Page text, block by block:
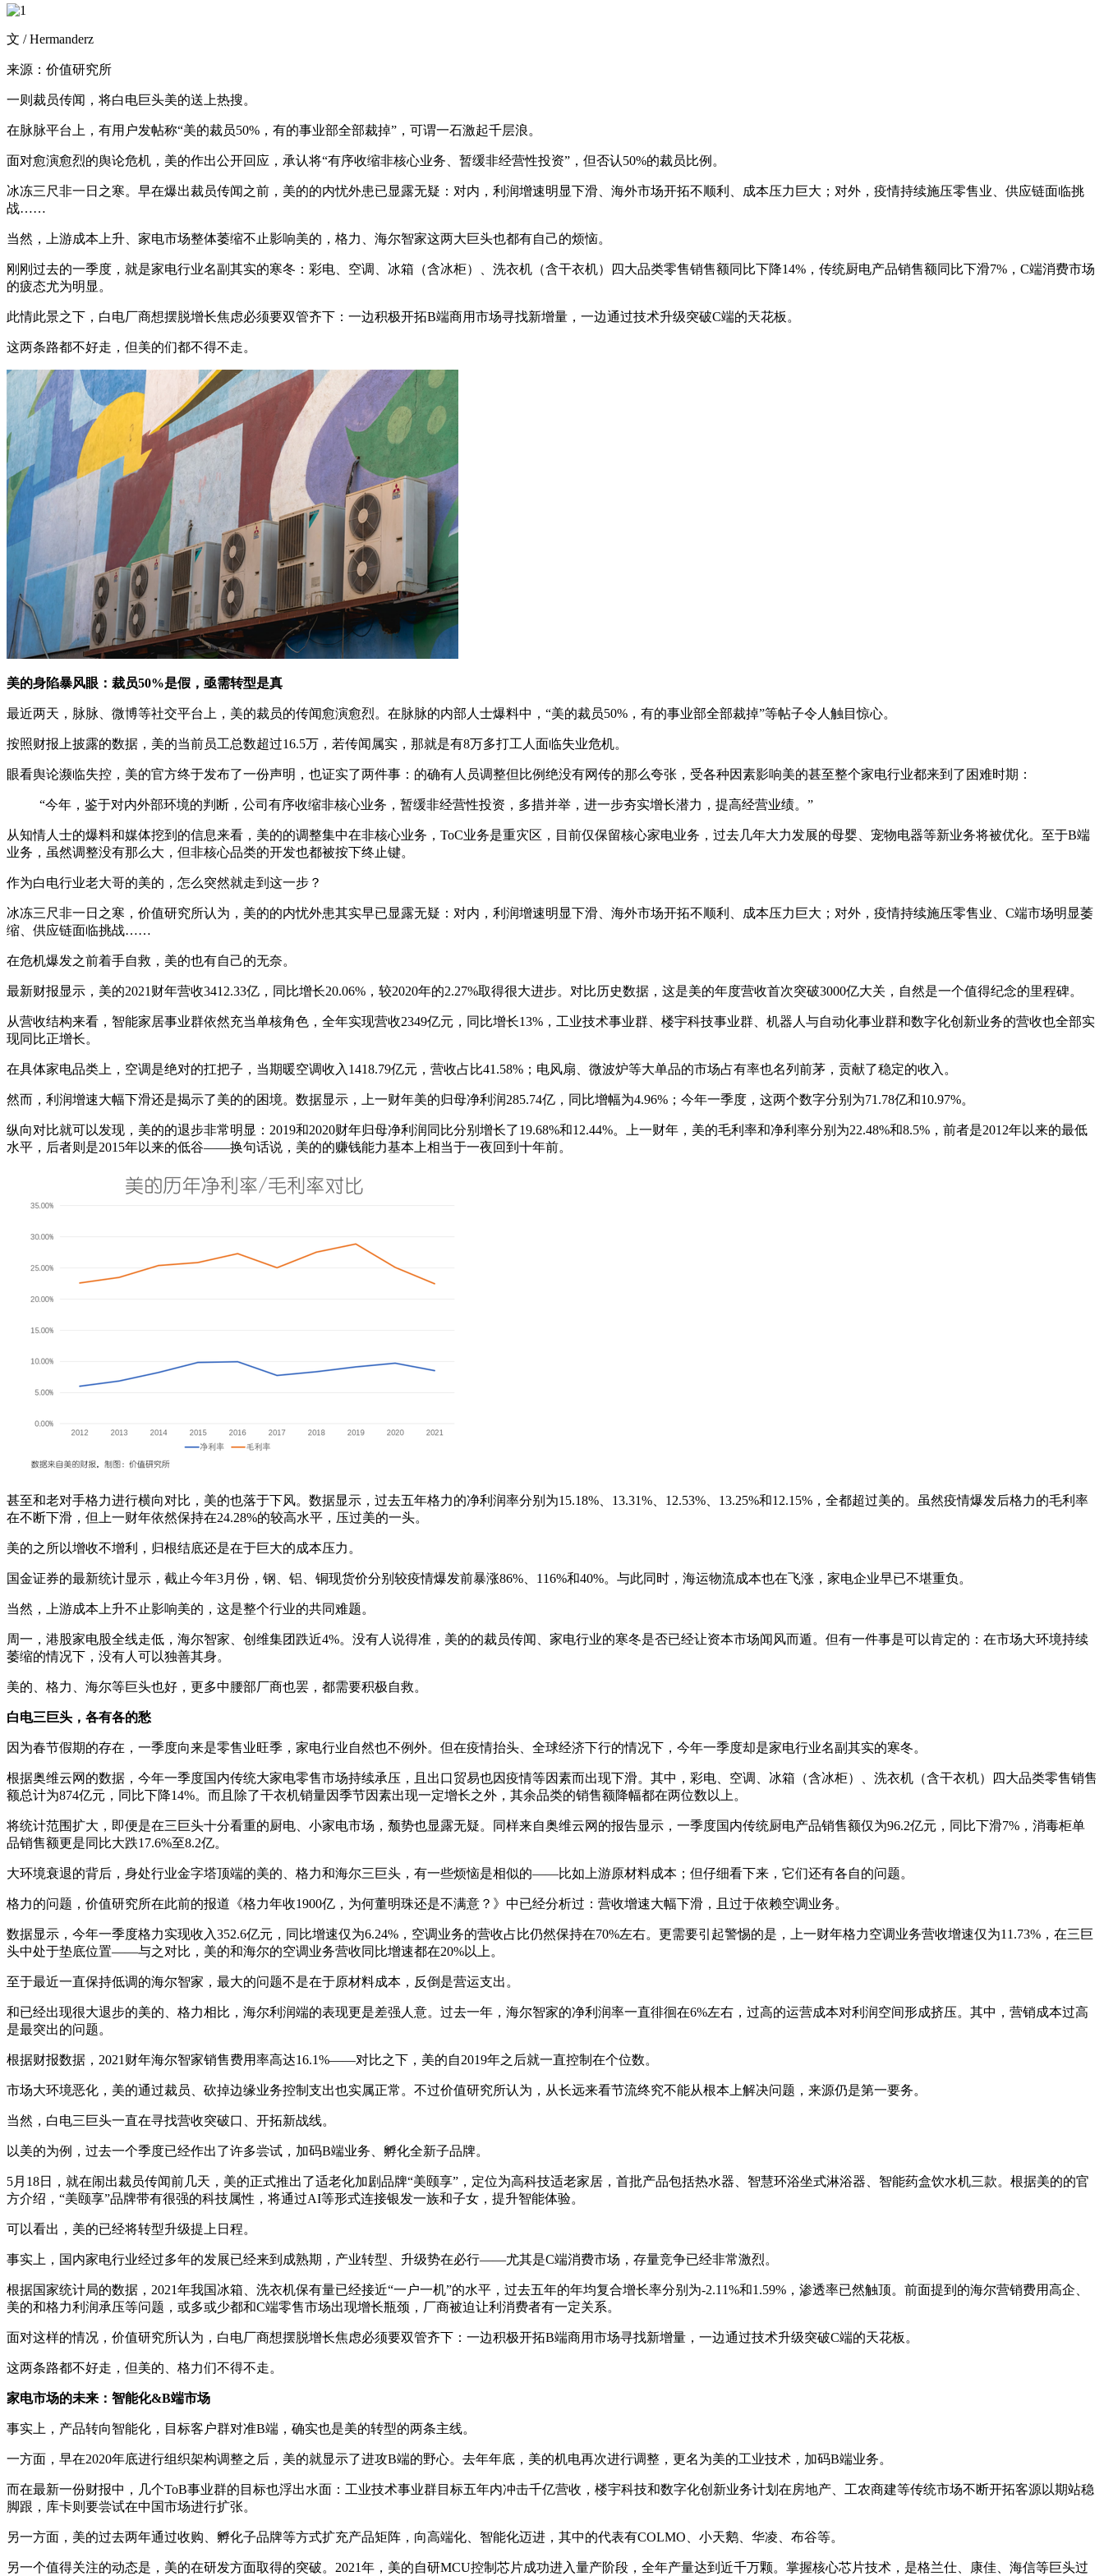
文 / Hermanderz
来源：价值研究所
一则裁员传闻，将白电巨头美的送上热搜。
在脉脉平台上，有用户发帖称“美的裁员50%，有的事业部全部裁掉”，可谓一石激起千层浪。
面对愈演愈烈的舆论危机，美的作出公开回应，承认将“有序收缩非核心业务、暂缓非经营性投资”，但否认50%的裁员比例。
冰冻三尺非一日之寒。早在爆出裁员传闻之前，美的的内忧外患已显露无疑：对内，利润增速明显下滑、海外市场开拓不顺利、成本压力巨大；对外，疫情持续施压零售业、供应链面临挑
战……
当然，上游成本上升、家电市场整体萎缩不止影响美的，格力、海尔智家这两大巨头也都有自己的烦恼。
刚刚过去的一季度，就是家电行业名副其实的寒冬：彩电、空调、冰箱（含冰柜）、洗衣机（含干衣机）四大品类零售销售额同比下降14%，传统厨电产品销售额同比下滑7%，C端消费市场
的疲态尤为明显。
此情此景之下，白电厂商想摆脱增长焦虑必须要双管齐下：一边积极开拓B端商用市场寻找新增量，一边通过技术升级突破C端的天花板。
这两条路都不好走，但美的们都不得不走。
美的身陷暴风眼：裁员50%是假，亟需转型是真
最近两天，脉脉、微博等社交平台上，美的裁员的传闻愈演愈烈。在脉脉的内部人士爆料中，“美的裁员50%，有的事业部全部裁掉”等帖子令人触目惊心。
按照财报上披露的数据，美的当前员工总数超过16.5万，若传闻属实，那就是有8万多打工人面临失业危机。
眼看舆论濒临失控，美的官方终于发布了一份声明，也证实了两件事：的确有人员调整但比例绝没有网传的那么夸张，受各种因素影响美的甚至整个家电行业都来到了困难时期：
“今年，鉴于对内外部环境的判断，公司有序收缩非核心业务，暂缓非经营性投资，多措并举，进一步夯实增长潜力，提高经营业绩。”
从知情人士的爆料和媒体挖到的信息来看，美的的调整集中在非核心业务，ToC业务是重灾区，目前仅保留核心家电业务，过去几年大力发展的母婴、宠物电器等新业务将被优化。至于B端
业务，虽然调整没有那么大，但非核心品类的开发也都被按下终止键。
作为白电行业老大哥的美的，怎么突然就走到这一步？
冰冻三尺非一日之寒，价值研究所认为，美的的内忧外患其实早已显露无疑：对内，利润增速明显下滑、海外市场开拓不顺利、成本压力巨大；对外，疫情持续施压零售业、C端市场明显萎
缩、供应链面临挑战……
在危机爆发之前着手自救，美的也有自己的无奈。
最新财报显示，美的2021财年营收3412.33亿，同比增长20.06%，较2020年的2.27%取得很大进步。对比历史数据，这是美的年度营收首次突破3000亿大关，自然是一个值得纪念的里程碑。
从营收结构来看，智能家居事业群依然充当单核角色，全年实现营收2349亿元，同比增长13%，工业技术事业群、楼宇科技事业群、机器人与自动化事业群和数字化创新业务的营收也全部实
现同比正增长。
在具体家电品类上，空调是绝对的扛把子，当期暖空调收入1418.79亿元，营收占比41.58%；电风扇、微波炉等大单品的市场占有率也名列前茅，贡献了稳定的收入。
然而，利润增速大幅下滑还是揭示了美的的困境。 数据显示，上一财年美的归母净利润285.74亿，同比增幅为4.96%；今年一季度，这两个数字分别为71.78亿和10.97%。
纵向对比就可以发现，美的的退步非常明显：2019和2020财年归母净利润同比分别增长了19.68%和12.44%。上一财年，美的毛利率和净利率分别为22.48%和8.5%，前者是2012年以来的最低
水平，后者则是2015年以来的低谷——换句话说，美的的赚钱能力基本上相当于一夜回到十年前。
甚至和老对手格力进行横向对比，美的也落于下风。数据显示，过去五年格力的净利润率分别为15.18%、13.31%、12.53%、13.25%和12.15%，全都超过美的。虽然疫情爆发后格力的毛利率
在不断下滑，但上一财年依然保持在24.28%的较高水平，压过美的一头。
美的之所以增收不增利，归根结底还是在于巨大的成本压力。
国金证券的最新统计显示，截止今年3月份，钢、铝、铜现货价分别较疫情爆发前暴涨86%、116%和40%。与此同时，海运物流成本也在飞涨，家电企业早已不堪重负。
当然，上游成本上升不止影响美的，这是整个行业的共同难题。
周一，港股家电股全线走低，海尔智家、创维集团跌近4%。没有人说得准，美的的裁员传闻、家电行业的寒冬是否已经让资本市场闻风而遁。但有一件事是可以肯定的：在市场大环境持续
萎缩的情况下，没有人可以独善其身。
美的、格力、海尔等巨头也好，更多中腰部厂商也罢，都需要积极自救。
白电三巨头，各有各的愁
因为春节假期的存在，一季度向来是零售业旺季，家电行业自然也不例外。但在疫情抬头、全球经济下行的情况下，今年一季度却是家电行业名副其实的寒冬。
根据奥维云网的数据，今年一季度国内传统大家电零售市场持续承压，且出口贸易也因疫情等因素而出现下滑。其中，彩电、空调、冰箱（含冰柜）、洗衣机（含干衣机）四大品类零售销售
额总计为874亿元，同比下降14%。而且除了干衣机销量因季节因素出现一定增长之外，其余品类的销售额降幅都在两位数以上。
将统计范围扩大，即便是在三巨头十分看重的厨电、小家电市场，颓势也显露无疑。同样来自奥维云网的报告显示，一季度国内传统厨电产品销售额仅为96.2亿元，同比下滑7%，消毒柜单
品销售额更是同比大跌17.6%至8.2亿。
大环境衰退的背后，身处行业金字塔顶端的美的、格力和海尔三巨头，有一些烦恼是相似的——比如上游原材料成本；但仔细看下来，它们还有各自的问题。
格力的问题，价值研究所在此前的报道《格力年收1900亿，为何董明珠还是不满意？》中已经分析过：营收增速大幅下滑，且过于依赖空调业务。
数据显示，今年一季度格力实现收入352.6亿元，同比增速仅为6.24%，空调业务的营收占比仍然保持在70%左右。更需要引起警惕的是，上一财年格力空调业务营收增速仅为11.73%，在三巨
头中处于垫底位置——与之对比，美的和海尔的空调业务营收同比增速都在20%以上。
至于最近一直保持低调的海尔智家，最大的问题不是在于原材料成本，反倒是营运支出。
和已经出现很大退步的美的、格力相比，海尔利润端的表现更是差强人意。过去一年，海尔智家的净利润率一直徘徊在6%左右，过高的运营成本对利润空间形成挤压。其中，营销成本过高
是最突出的问题。
根据财报数据，2021财年海尔智家销售费用率高达16.1%——对比之下，美的自2019年之后就一直控制在个位数。
市场大环境恶化，美的通过裁员、砍掉边缘业务控制支出也实属正常。不过价值研究所认为，从长远来看节流终究不能从根本上解决问题，来源仍是第一要务。
当然，白电三巨头一直在寻找营收突破口、开拓新战线。
以美的为例，过去一个季度已经作出了许多尝试，加码B端业务、孵化全新子品牌。
5月18日，就在闹出裁员传闻前几天，美的正式推出了适老化加剧品牌“美颐享”，定位为高科技适老家居，首批产品包括热水器、智慧环浴坐式淋浴器、智能药盒饮水机三款。根据美的的官
方介绍，“美颐享”品牌带有很强的科技属性，将通过AI等形式连接银发一族和子女，提升智能体验。
可以看出，美的已经将转型升级提上日程。
事实上，国内家电行业经过多年的发展已经来到成熟期，产业转型、升级势在必行——尤其是C端消费市场，存量竞争已经非常激烈。
根据国家统计局的数据，2021年我国冰箱、洗衣机保有量已经接近“一户一机”的水平，过去五年的年均复合增长率分别为-2.11%和1.59%，渗透率已然触顶。前面提到的海尔营销费用高企、
美的和格力利润承压等问题，或多或少都和C端零售市场出现增长瓶颈，厂商被迫让利消费者有一定关系。
面对这样的情况，价值研究所认为，白电厂商想摆脱增长焦虑必须要双管齐下：一边积极开拓B端商用市场寻找新增量，一边通过技术升级突破C端的天花板。
这两条路都不好走，但美的、格力们不得不走。
家电市场的未来：智能化&B端市场
事实上，产品转向智能化，目标客户群对准B端，确实也是美的转型的两条主线。
一方面，早在2020年底进行组织架构调整之后，美的就显示了进攻B端的野心。去年年底，美的机电再次进行调整，更名为美的工业技术，加码B端业务。
而在最新一份财报中，几个ToB事业群的目标也浮出水面：工业技术事业群目标五年内冲击千亿营收，楼宇科技和数字化创新业务计划在房地产、工农商建等传统市场不断开拓客源以期站稳
脚跟，库卡则要尝试在中国市场进行扩张。
另一方面，美的过去两年通过收购、孵化子品牌等方式扩充产品矩阵，向高端化、智能化迈进，其中的代表有COLMO、小天鹅、华凌、布谷等。
另一个值得关注的动态是，美的在研发方面取得的突破。2021年，美的自研MCU控制芯片成功进入量产阶段，全年产量达到近千万颗。掌握核心芯片技术，是格兰仕、康佳、海信等巨头过